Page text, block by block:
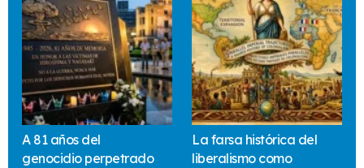
A 81 años del
genocidio perpetrado
La farsa histórica del
liberalismo como